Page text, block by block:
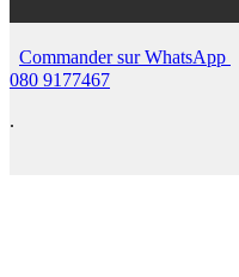
Commander sur WhatsApp
080 9177467
.